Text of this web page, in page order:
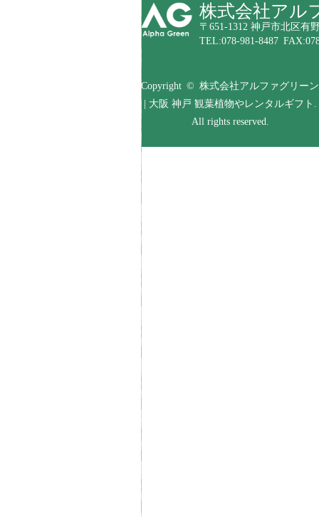
株式会社アル
〒651-1312 神戸市北区有
TEL:078-981-8487
Copyright © 株式会社アルファグリーン
| 大阪 神戸 観葉植物やレンタルギフト.
All rights reserved.